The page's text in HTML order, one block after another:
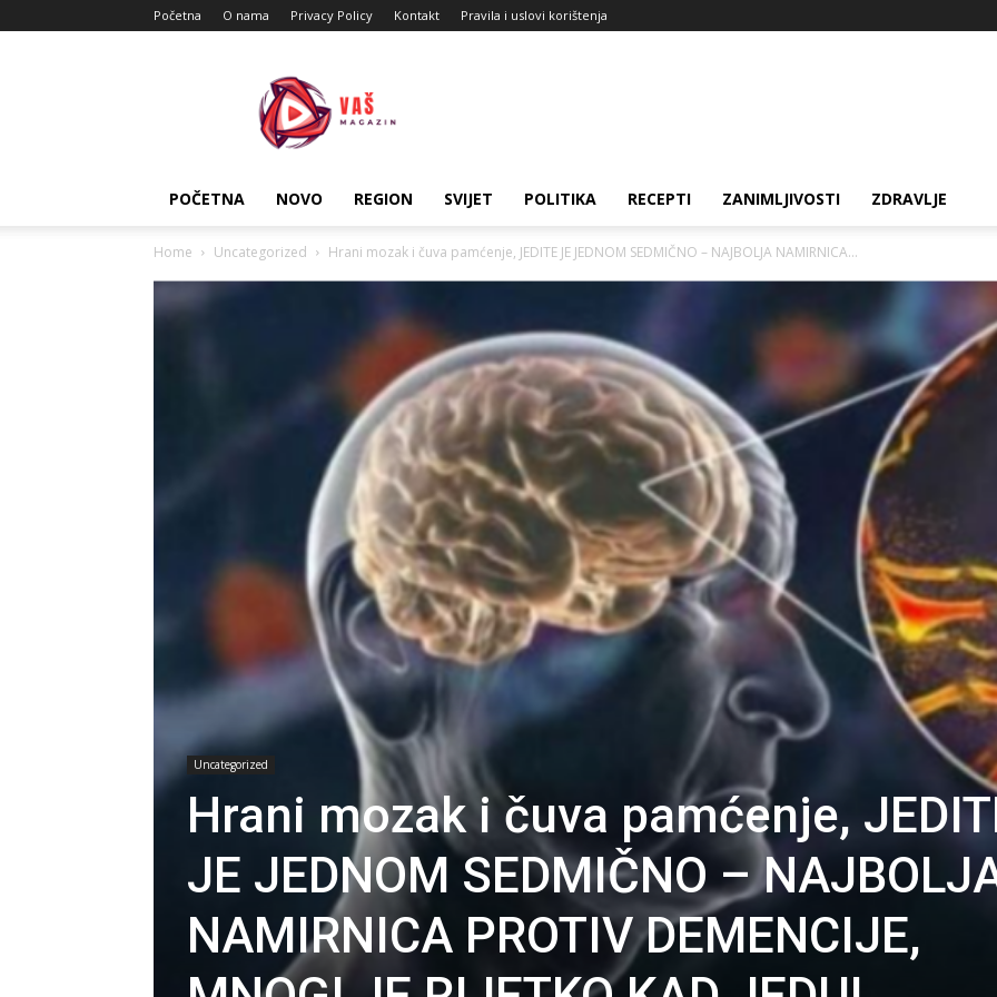
Početna O nama Privacy Policy Kontakt Pravila i uslovi korištenja
Magazin
POČETNA NOVO REGION SVIJET POLITIKA RECEPTI ZANIMLJIVOSTI ZDRAVLJE
Home Uncategorized Hrani mozak i čuva pamćenje, JEDITE JE JEDNOM SEDMIČNO – NAJBOLJA NAMIRNICA...
Uncategorized
Hrani mozak i čuva pamćenje,
JE JEDNOM SEDMIČNO –
NAMIRNICA PROTIV DEMENCIJE,